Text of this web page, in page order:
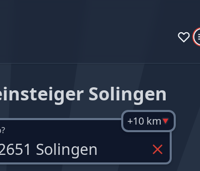
Solingen
+10 km